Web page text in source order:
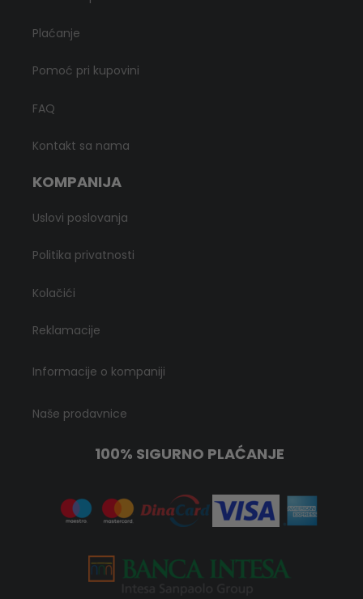
Plaćanje
Pomoć pri kupovini
FAQ
Kontakt sa nama
KOMPANIJA
Uslovi poslovanja
Politika privatnosti
Kolačići
Reklamacije
Informacije o kompaniji
Naše prodavnice
100% SIGURNO PLAĆANJE